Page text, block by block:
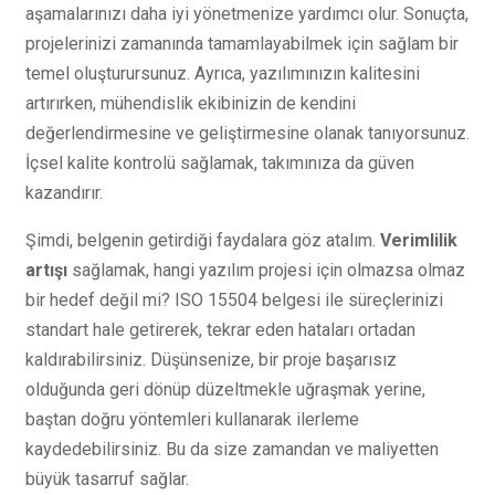
aşamalarınızı daha iyi yönetmenize yardımcı olur. Sonuçta,
projelerinizi zamanında tamamlayabilmek için sağlam bir
temel oluşturursunuz. Ayrıca, yazılımınızın kalitesini
artırırken, mühendislik ekibinizin de kendini
değerlendirmesine ve geliştirmesine olanak tanıyorsunuz.
İçsel kalite kontrolü sağlamak, takımınıza da güven
kazandırır.
Şimdi, belgenin getirdiği faydalara göz atalım. Verimlilik
artışı sağlamak, hangi yazılım projesi için olmazsa olmaz
bir hedef değil mi? ISO 15504 belgesi ile süreçlerinizi
standart hale getirerek, tekrar eden hataları ortadan
kaldırabilirsiniz. Düşünsenize, bir proje başarısız
olduğunda geri dönüp düzeltmekle uğraşmak yerine,
baştan doğru yöntemleri kullanarak ilerleme
kaydedebilirsiniz. Bu da size zamandan ve maliyetten
büyük tasarruf sağlar.